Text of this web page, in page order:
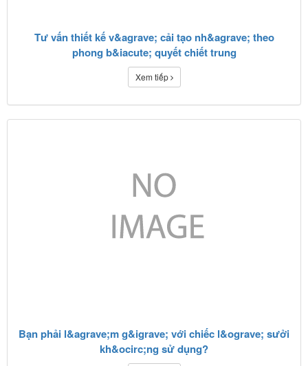
Tư vấn thiết kế v&agrave; cải tạo nh&agrave; theo
phong b&iacute; quyết chiết trung
Xem tiếp
Bạn phải l&agrave;m g&igrave; với chiếc l&ograve; sưởi
kh&ocirc;ng sử dụng?